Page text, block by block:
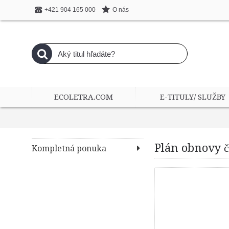
+421 904 165 000 O nás
ECOLETRA.COM E-TITULY/ SLUŽBY
Kompletná ponuka Plán obnovy